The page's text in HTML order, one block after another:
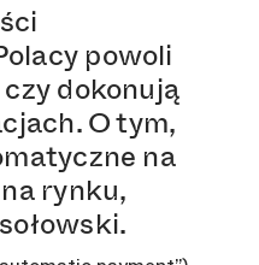
powoli
dokonują
O tym,
na
rynku,